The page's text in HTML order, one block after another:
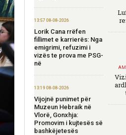
13:57 08-08-2026
Lorik Cana rrëfen
fillimet e karrierës: Nga
emigrimi, refuzimi i
vizës te prova me PSG-
në
13:19 08-08-2026
Vijojnë punimet për
Muzeun Hebraik në
Vlorë, Gonxhja:
Promovim i kujtesës së
bashkëjetesës